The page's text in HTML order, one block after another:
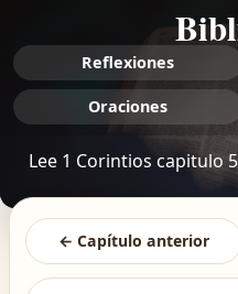
Reflexiones
Oraciones
Lee 1 Corintios capitulo
← Capítulo anterior